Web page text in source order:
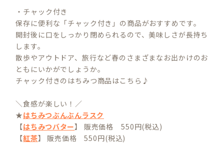
・チャック付き
保存に便利な「チャック付き」の商品がおすすめです。
開封後に口をしっかり閉められるので、美味しさが長持ち
します。
散歩やアウトドア、旅行など春のさまざまなお出かけのお
ともにいかがでしょうか。
チャック付きのはちみつ商品はこちら♪
＼食感が楽しい！／
★はちみつぶんぶんラスク
【はちみつバター】 販売価格 550円(税込)
【紅茶】 販売価格 550円(税込)